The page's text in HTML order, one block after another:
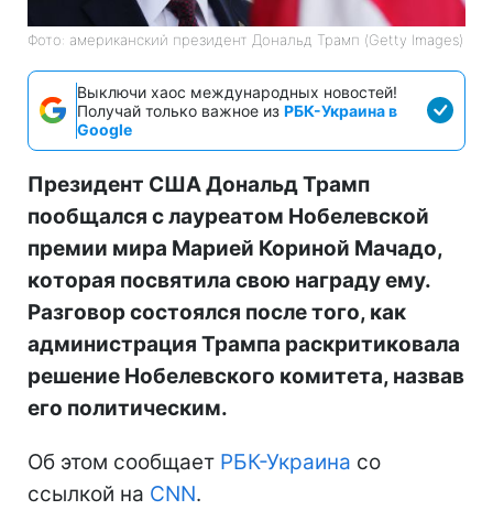
Фото: американский президент Дональд Трамп (Getty Images)
Выключи хаос международных новостей!
Получай только важное из РБК-Украина в
Google
Президент США Дональд Трамп
пообщался с лауреатом Нобелевской
премии мира Марией Кориной Мачадо,
которая посвятила свою награду ему.
Разговор состоялся после того, как
администрация Трампа раскритиковала
решение Нобелевского комитета, назвав
его политическим.
Об этом сообщает РБК-Украина со
ссылкой на CNN.